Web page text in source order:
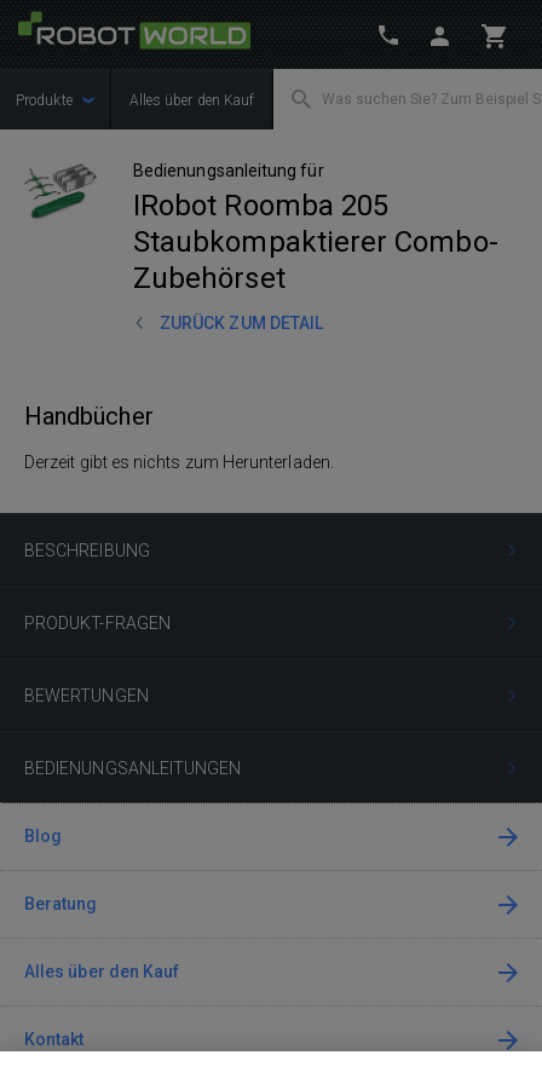
Produkte Alles über den Kauf
Bedienungsanleitung für
IRobot Roomba 205
Staubkompaktierer Combo-
Zubehörset
ZURÜCK ZUM DETAIL
BESCHREIBUNG
PRODUKT-FRAGEN
BEWERTUNGEN
BEDIENUNGSANLEITUNGEN
Handbücher
Derzeit gibt es nichts zum Herunterladen.
Blog
Beratung
Alles über den Kauf
Kontakt